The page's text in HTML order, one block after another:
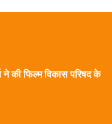
ने की फिल्म विकास परिषद के